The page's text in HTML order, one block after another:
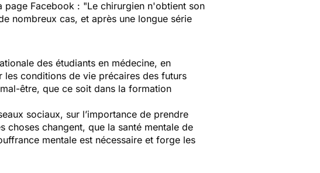
page Facebook : "Le chirurgien n'obtient son
nombreux cas, et après une longue série
des étudiants en médecine, en
les conditions de vie précaires des futurs
être, que ce soit dans la formation
sociaux, sur l’importance de prendre
choses changent, que la santé mentale de
mentale est nécessaire et forge les